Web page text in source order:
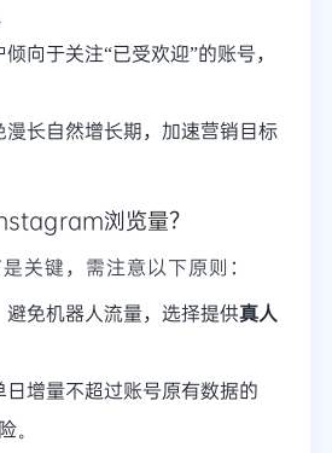
倾向于关注“已受欢迎”的账号，
漫长自然增长期，加速营销目标
浏览量？
关键，需注意以下原则：
避免机器人流量，选择提供真人
日增量不超过账号原有数据的
。